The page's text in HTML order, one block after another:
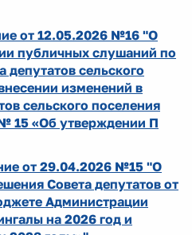
от 12.05.2026 №16 "О
публичных слушаний по
депутатов сельского
изменений в
сельского поселения
15 «Об утверждении П
от 29.04.2026 №15 "О
Совета депутатов от
Администрации
на 2026 год и